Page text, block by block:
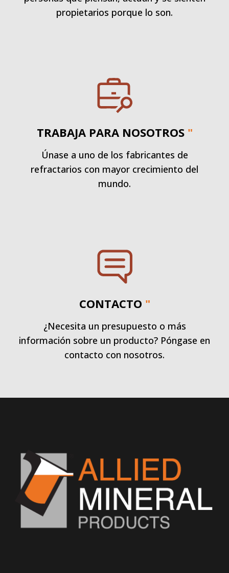
propietarios porque lo son.
TRABAJA PARA NOSOTROS "
Únase a uno de los fabricantes de
refractarios con mayor crecimiento del
mundo.
CONTACTO "
¿Necesita un presupuesto o más
información sobre un producto? Póngase en
contacto con nosotros.